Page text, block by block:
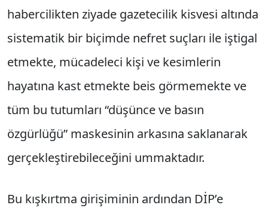
habercilikten ziyade gazetecilik kisvesi altında
sistematik bir biçimde nefret suçları ile iştigal
etmekte, mücadeleci kişi ve kesimlerin
hayatına kast etmekte beis görmemekte ve
tüm bu tutumları “düşünce ve basın
özgürlüğü” maskesinin arkasına saklanarak
gerçekleştirebileceğini ummaktadır.
Bu kışkırtma girişiminin ardından DİP’e